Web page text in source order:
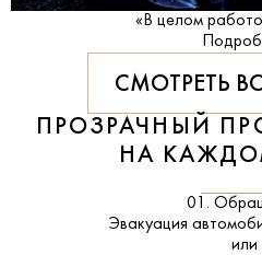
«В целом
СМОТРЕТЬ
ПРОЗРАЧНЫЙ
НА
01.
Эвакуация
или